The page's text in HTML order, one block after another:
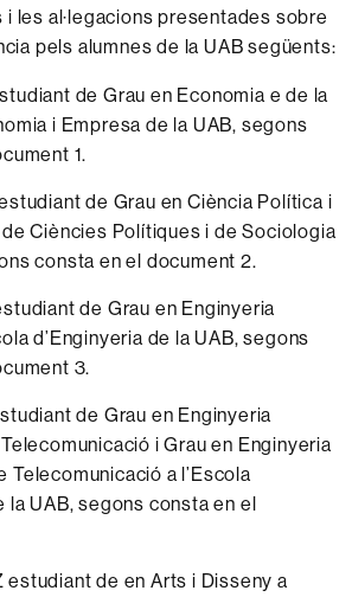
les al·legacions presentades sobre
pels alumnes de la UAB següents:
de Grau en Economia e de la
i Empresa de la UAB, segons
1.
de Grau en Ciència Política i
Ciències Polítiques i de Sociologia
consta en el document 2.
de Grau en Enginyeria
d’Enginyeria de la UAB, segons
3.
de Grau en Enginyeria
i Grau en Enginyeria
Telecomunicació a l’Escola
la UAB, segons consta en el
estudiant de en Arts i Disseny a